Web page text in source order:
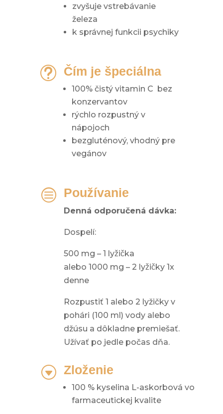
zvyšuje vstrebávanie
železa
k správnej funkcii psychiky
t Čím je špeciálna
100% čistý vitamin C bez
konzervantov
rýchlo rozpustný v
nápojoch
bezgluténový, vhodný pre
vegánov
c Používanie
Denná odporučená dávka:
Dospelí:
500 mg – 1 lyžička
alebo 1000 mg – 2 lyžičky 1x
denne
Rozpustiť 1 alebo 2 lyžičky v
pohári (100 ml) vody alebo
džúsu a dôkladne premiešať.
Užívať po jedle počas dňa.
G Zloženie
100 % kyselina L-askorbová vo
farmaceutickej kvalite